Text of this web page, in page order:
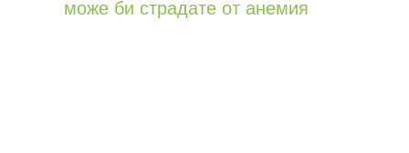
може би страдате от анемия